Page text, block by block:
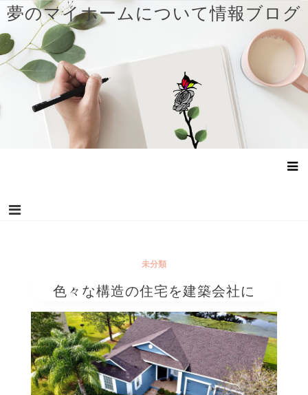
コ
ン
テ
ン
ツ
キ
夢のマイホームについて情報ブログ
未分類
色々な構造の住宅を建築会社に